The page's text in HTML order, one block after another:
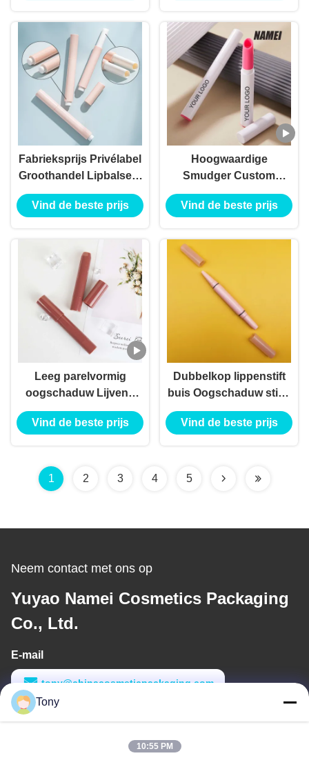
Fabrieksprijs Privélabel
Groothandel Lipbalsem
Verpakking Lipstick
Tube Leeg Make-up
Vind de beste prijs
Hoogwaardige
Smudger Custom
Private Label Eve Brow
Packing Eyeshadow
Verpakkingsmateriaal
Vind de beste prijs
Leeg parelvormig
oogschaduw Lijvend
zijderuppenpen
Oogmake-up Magic Pen
Vind de beste prijs
Dubbelkop lippenstift
buis Oogschaduw stick
Highlight stick contour
concealer cosmetische
Vind de beste prijs
1 2 3 4 5
Neem contact met ons op
Yuyao Namei Cosmetics Packaging
Co., Ltd.
E-mail
tony@chinacosmeticpackaging.com
Werktijd
Tony
10:55 PM